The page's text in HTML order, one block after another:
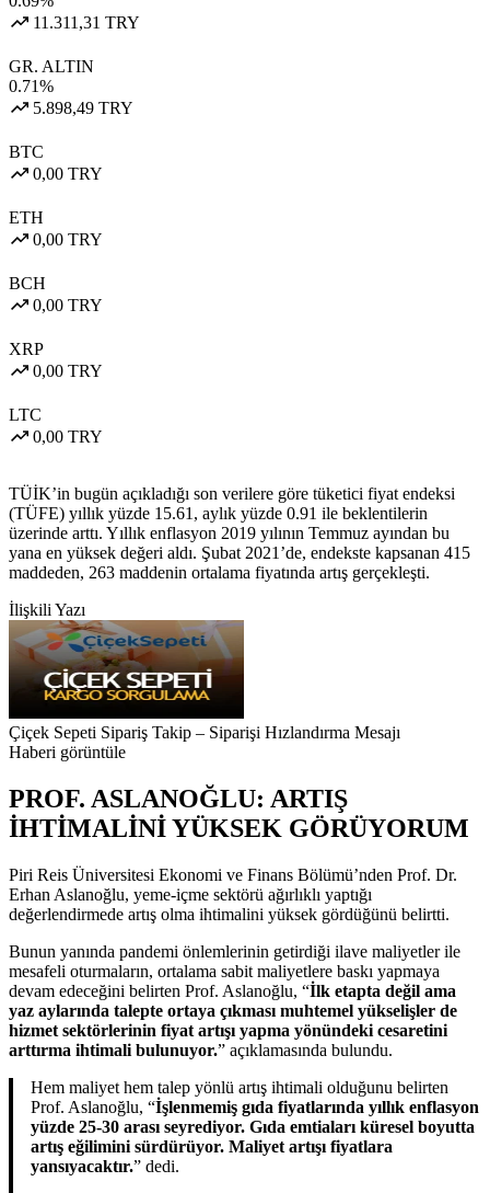
11.311,31 TRY
GR. ALTIN
0.71%
5.898,49 TRY
BTC
0,00 TRY
ETH
0,00 TRY
BCH
0,00 TRY
XRP
0,00 TRY
LTC
0,00 TRY
TÜİK’in bugün açıkladığı son verilere göre tüketici fiyat endeksi
(TÜFE) yıllık yüzde 15.61, aylık yüzde 0.91 ile beklentilerin
üzerinde arttı. Yıllık enflasyon 2019 yılının Temmuz ayından bu
yana en yüksek değeri aldı. Şubat 2021’de, endekste kapsanan 415
maddeden, 263 maddenin ortalama fiyatında artış gerçekleşti.
İlişkili Yazı
Çiçek Sepeti Sipariş Takip – Siparişi Hızlandırma Mesajı
Haberi görüntüle
PROF. ASLANOĞLU: ARTIŞ
İHTİMALİNİ YÜKSEK GÖRÜYORUM
Piri Reis Üniversitesi Ekonomi ve Finans Bölümü’nden Prof. Dr.
Erhan Aslanoğlu, yeme-içme sektörü ağırlıklı yaptığı
değerlendirmede artış olma ihtimalini yüksek gördüğünü belirtti.
Bunun yanında pandemi önlemlerinin getirdiği ilave maliyetler ile
mesafeli oturmaların, ortalama sabit maliyetlere baskı yapmaya
devam edeceğini belirten Prof. Aslanoğlu, “İlk etapta değil ama
yaz aylarında talepte ortaya çıkması muhtemel yükselişler de
hizmet sektörlerinin fiyat artışı yapma yönündeki cesaretini
arttırma ihtimali bulunuyor.” açıklamasında bulundu.
Hem maliyet hem talep yönlü artış ihtimali olduğunu belirten
Prof. Aslanoğlu, “İşlenmemiş gıda fiyatlarında yıllık enflasyon
yüzde 25-30 arası seyrediyor. Gıda emtiaları küresel boyutta
artış eğilimini sürdürüyor. Maliyet artışı fiyatlara
yansıyacaktır.” dedi.